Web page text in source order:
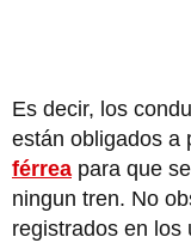
Es decir, los
están obligados a
férrea para que
ningun tren. No
registrados en los